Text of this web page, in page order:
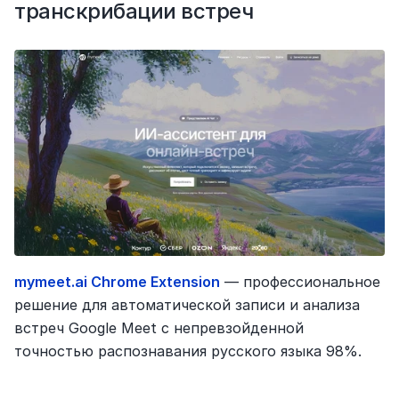
транскрибации встреч
mymeet.ai Chrome Extension — профессиональное
решение для автоматической записи и анализа
встреч Google Meet с непревзойденной
точностью распознавания русского языка 98%.